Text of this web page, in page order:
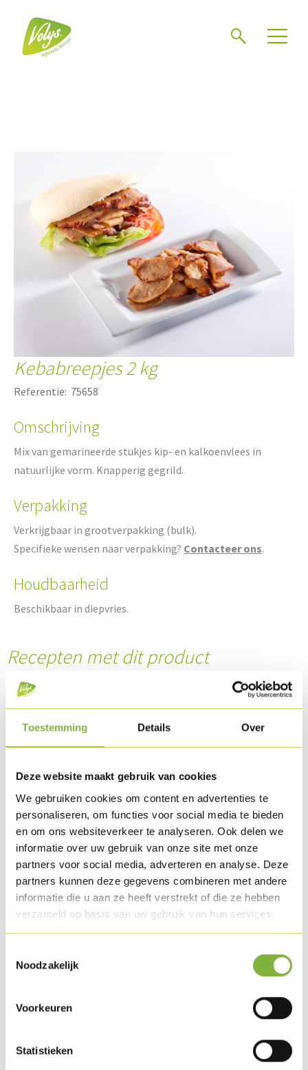
Toestemming Details Over
Deze website maakt gebruik van cookies
We gebruiken cookies om content en advertenties te
personaliseren, om functies voor social media te bieden
en om ons websiteverkeer te analyseren. Ook delen we
informatie over uw gebruik van onze site met onze
partners voor social media, adverteren en analyse. Deze
partners kunnen deze gegevens combineren met andere
informatie die u aan ze heeft verstrekt of die ze hebben
verzameld op basis van uw gebruik van hun services.
Noodzakelijk
Voorkeuren
Statistieken
Kebabreepjes 2 kg
Referentie: 75658
Omschrijving
Mix van gemarineerde stukjes kip- en kalkoenvlees in
natuurlijke vorm. Knapperig gegrild.
Verpakking
Verkrijgbaar in grootverpakking (bulk).
Specifieke wensen naar verpakking? Contacteer ons.
Houdbaarheid
Beschikbaar in diepvries.
Recepten met dit product
Mini pita broodje met Kebabreepjes en humus